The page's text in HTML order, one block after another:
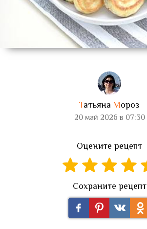
Татьяна Мороз
20 май 2026 в 07:30
Оцените рецепт
Сохраните рецепт